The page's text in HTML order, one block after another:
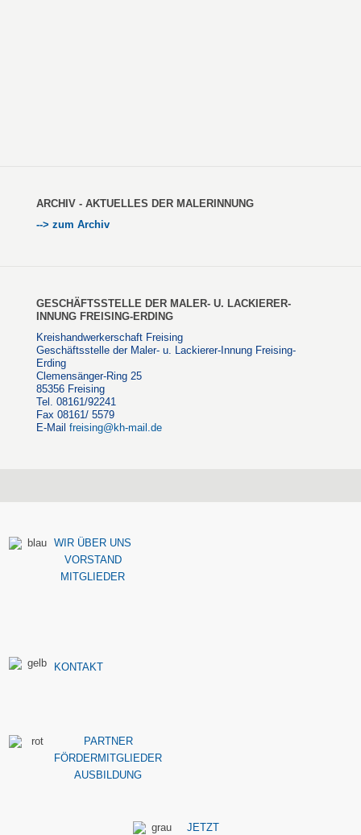
ARCHIV - AKTUELLES DER MALERINNUNG
--> zum Archiv
GESCHÄFTSSTELLE DER MALER- U. LACKIERER-
INNUNG FREISING-ERDING
Kreishandwerkerschaft Freising
Geschäftsstelle der Maler- u. Lackierer-Innung Freising-
Erding
Clemensänger-Ring 25
85356 Freising
Tel. 08161/92241
Fax 08161/ 5579
E-Mail freising@kh-mail.de
WIR ÜBER UNS
VORSTAND
MITGLIEDER
KONTAKT
PARTNER
FÖRDERMITGLIEDER
AUSBILDUNG
JETZT